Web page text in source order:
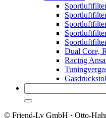
Dual Core,
Racing
© Friend-Ly GmbH · Otto-